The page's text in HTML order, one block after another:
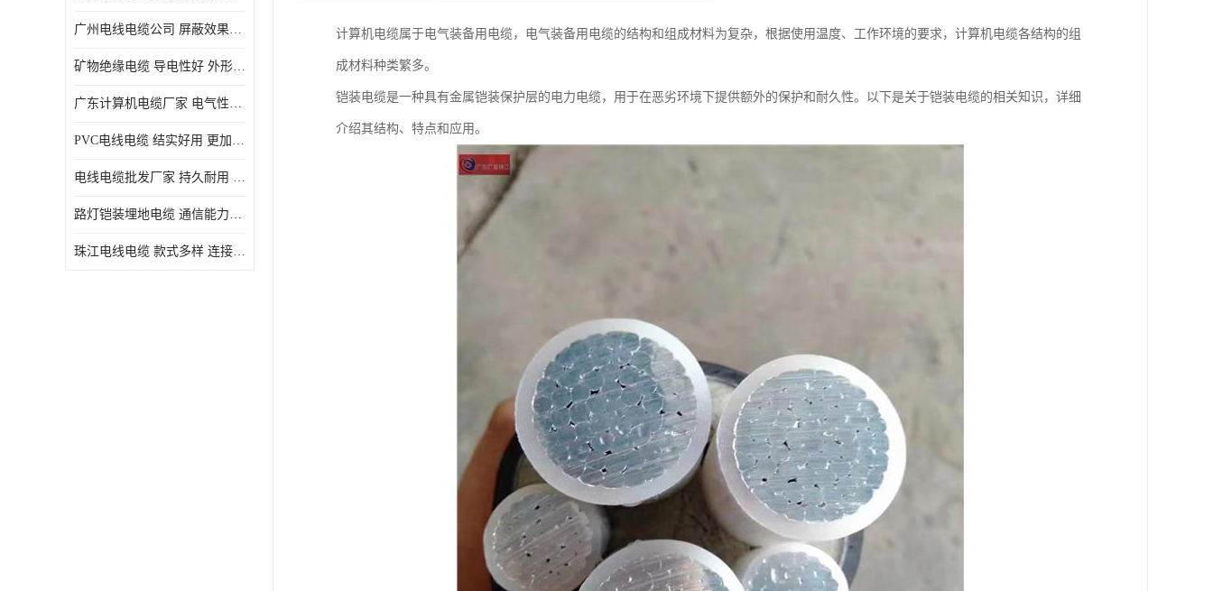
广州电线电缆公司 屏蔽效果良好 拆卸安装方便
矿物绝缘电缆 导电性好 外形美观大方
广东计算机电缆厂家 电气性能稳定 外形美观大方
PVC电线电缆 结实好用 更加省时省力
电线电缆批发厂家 持久耐用 铜芯含量高
路灯铠装埋地电缆 通信能力强 受外界干扰小
珠江电线电缆 款式多样 连接可靠安全
计算机电缆属于电气装备用电缆，电气装备用电缆的结构和组成材料为复杂，根据使用温度、工作环境的要求，计算机电缆各结构的组
成材料种类繁多。
铠装电缆是一种具有金属铠装保护层的电力电缆，用于在恶劣环境下提供额外的保护和耐久性。以下是关于铠装电缆的相关知识，详细
介绍其结构、特点和应用。